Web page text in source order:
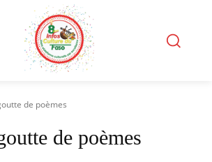
de poèmes
de poèmes